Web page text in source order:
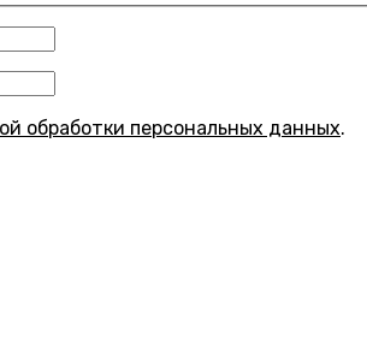
обработки персональных данных.